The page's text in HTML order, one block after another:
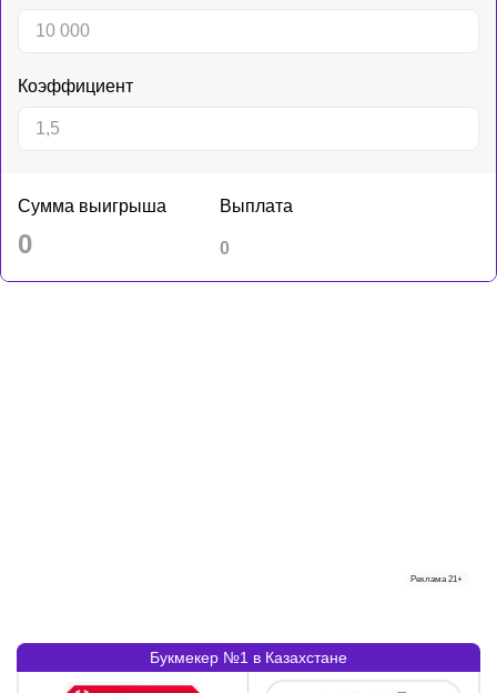
Коэффициент
Сумма выигрыша
0
Выплата
0
Реклама 21+
Букмекер №1 в Казахстане
Букмекер: Бонус